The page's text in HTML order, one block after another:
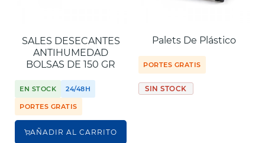
SALES DESECANTES
ANTIHUMEDAD
BOLSAS DE 150 GR
EN STOCK 24/48H
PORTES GRATIS
AÑADIR AL CARRITO
Palets De Plástico
PORTES GRATIS
SIN STOCK